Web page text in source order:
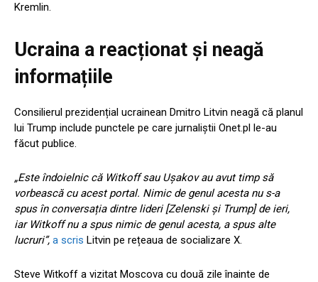
Kremlin.
Ucraina a reacționat și neagă
informațiile
Consilierul prezidențial ucrainean Dmitro Litvin neagă că planul
lui Trump include punctele pe care jurnaliștii Onet.pl le-au
făcut publice.
„Este îndoielnic că Witkoff sau Ușakov au avut timp să
vorbească cu acest portal. Nimic de genul acesta nu s-a
spus în conversația dintre lideri [Zelenski și Trump] de ieri,
iar Witkoff nu a spus nimic de genul acesta, a spus alte
lucruri”, a scris Litvin pe rețeaua de socializare X.
Steve Witkoff a vizitat Moscova cu două zile înainte de